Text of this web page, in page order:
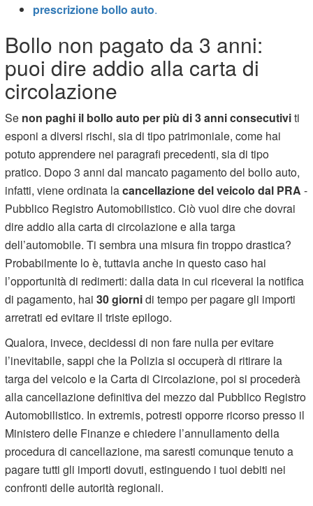
prescrizione bollo auto.
Bollo non pagato da 3 anni:
puoi dire addio alla carta di
circolazione
Se non paghi il bollo auto per più di 3 anni consecutiviti
esponi a diversi rischi, sia di tipo patrimoniale, come hai
potuto apprendere nei paragrafi precedenti, sia di tipo
pratico. Dopo 3 anni dal mancato pagamento del bollo auto,
infatti, viene ordinata lacancellazione del veicolo dal PRA -
Pubblico Registro Automobilistico. Ciò vuol dire che dovrai
dire addio alla carta di circolazione e alla targa
dell’automobile. Ti sembra una misura fin troppo drastica?
Probabilmente lo è, tuttavia anche in questo caso hai
l’opportunità di redimerti: dalla data in cui riceverai la notifica
di pagamento, hai30 giornidi tempo per pagare gli importi
arretrati ed evitare il triste epilogo.
Qualora, invece, decidessi di non fare nulla per evitare
l’inevitabile, sappi che la Polizia si occuperà di ritirare la
targa del veicolo e la Carta di Circolazione, poi si procederà
alla cancellazione definitiva del mezzo dal Pubblico Registro
Automobilistico. In extremis, potresti opporre ricorso presso il
Ministero delle Finanze e chiedere l’annullamento della
procedura di cancellazione, ma saresti comunque tenuto a
pagare tutti gli importi dovuti, estinguendo i tuoi debiti nei
confronti delle autorità regionali.